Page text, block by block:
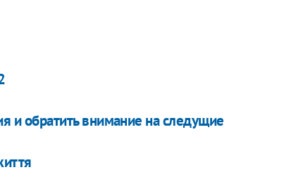
и обратить внимание на следущие